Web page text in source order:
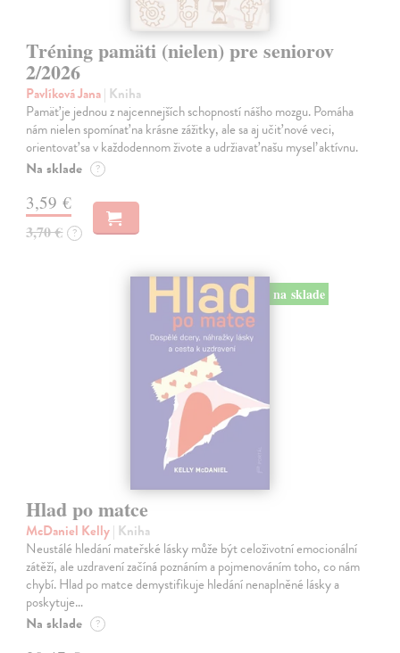
Tréning pamäti (nielen) pre seniorov
2/2026
Pavlíková Jana| Kniha
Pamäť je jednou z najcennejších schopností nášho mozgu. Pomáha
nám nielen spomínať na krásne zážitky, ale sa aj učiť nové veci,
orientovať sa v každodennom živote a udržiavať našu myseľ aktívnu.
Na sklade ?
3,59 €
3,70 € ?
na sklade
Hlad po matce
McDaniel Kelly| Kniha
Neustálé hledání mateřské lásky může být celoživotní emocionální
zátěží, ale uzdravení začíná poznáním a pojmenováním toho, co nám
chybí. Hlad po matce demystifikuje hledání nenaplněné lásky a
poskytuje…
Na sklade ?